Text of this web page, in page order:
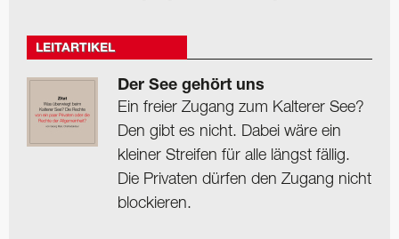
LEITARTIKEL
Der See gehört uns
Ein freier Zugang zum Kalterer See?
Den gibt es nicht. Dabei wäre ein
kleiner Streifen für alle längst fällig.
Die Privaten dürfen den Zugang nicht
blockieren.